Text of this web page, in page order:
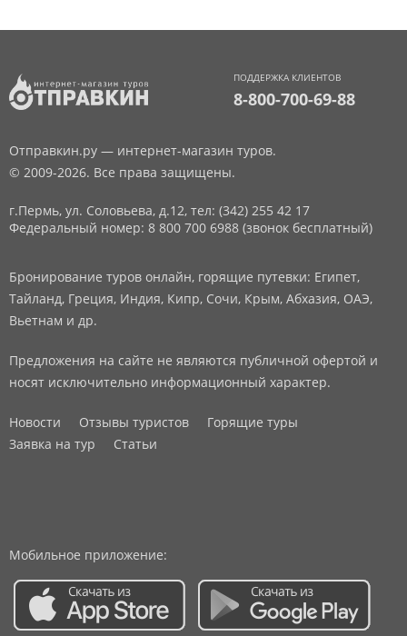
ПОДДЕРЖКА КЛИЕНТОВ
8-800-700-69-88
Отправкин.ру — интернет-магазин туров.
© 2009-2026. Все права защищены.
г.Пермь, ул. Соловьева, д.12, тел: (342) 255 42 17
Федеральный номер: 8 800 700 6988 (звонок бесплатный)
Бронирование туров онлайн, горящие путевки: Египет,
Тайланд, Греция, Индия, Кипр, Сочи, Крым, Абхазия, ОАЭ,
Вьетнам и др.
Предложения на сайте не являются публичной офертой и
носят исключительно информационный характер.
Новости Отзывы туристов
Горящие туры
Заявка на тур
Статьи
Мобильное приложение: